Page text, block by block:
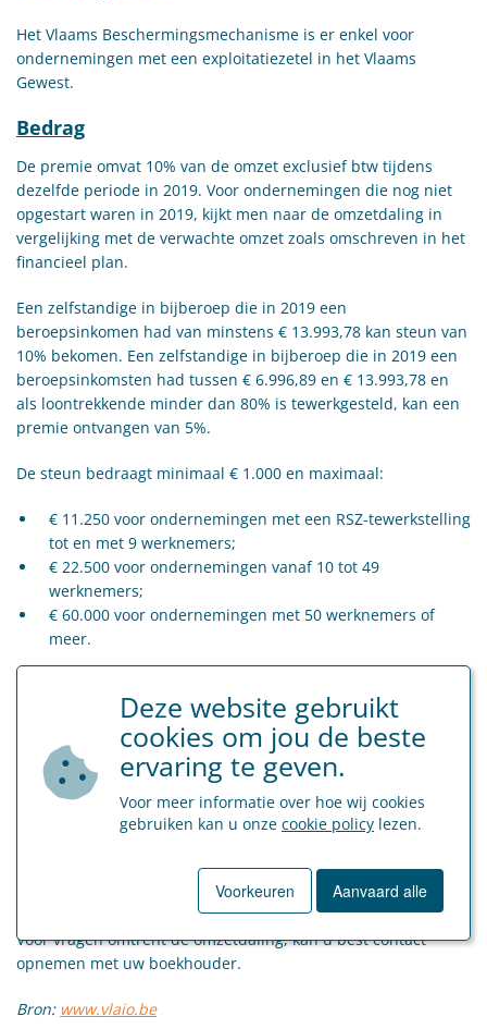
Het Vlaams Beschermingsmechanisme is er enkel voor
ondernemingen met een exploitatiezetel in het Vlaams
Gewest.
Bedrag
De premie omvat 10% van de omzet exclusief btw tijdens
dezelfde periode in 2019. Voor ondernemingen die nog niet
opgestart waren in 2019, kijkt men naar de omzetdaling in
vergelijking met de verwachte omzet zoals omschreven in het
financieel plan.
Een zelfstandige in bijberoep die in 2019 een
beroepsinkomen had van minstens € 13.993,78 kan steun van
10% bekomen. Een zelfstandige in bijberoep die in 2019 een
beroepsinkomsten had tussen € 6.996,89 en € 13.993,78 en
als loontrekkende minder dan 80% is tewerkgesteld, kan een
premie ontvangen van 5%.
De steun bedraagt minimaal € 1.000 en maximaal:
€ 11.250 voor ondernemingen met een RSZ-tewerkstelling
tot en met 9 werknemers;
€ 22.500 voor ondernemingen vanaf 10 tot 49
werknemers;
€ 60.000 voor ondernemingen met 50 werknemers of
meer.
worden geproratiseerd. U kan de lijst met toepasselijke
minimum en maximum bedragen voor de gesloten sectoren
hierterugvinden.
Aanvraag
uiterlijk tot en met 15 februari 2021. Dit via de roze knop op
Voor vragen omtrent de omzetdaling, kan u best contact
opnemen met uw boekhouder.
Bron: www.vlaio.be
Deze website gebruikt
cookies om jou de beste
ervaring te geven.
Voor meer informatie over hoe wij cookies
gebruiken kan u onze cookie policy lezen.
Voorkeuren Aanvaard alle